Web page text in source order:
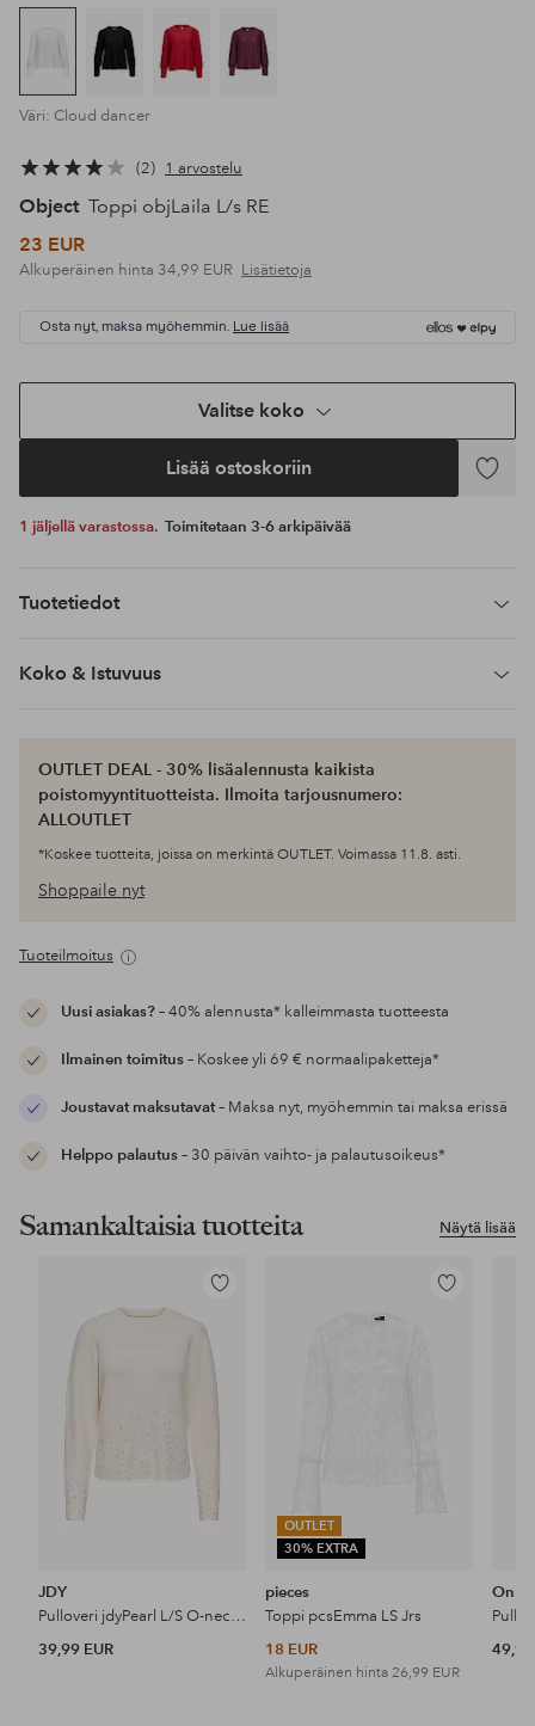
Väri: Cloud dancer
2 1 arvostelu
Object Toppi objLaila L/s RE
23 EUR
Alkuperäinen hinta 34,99 EUR Lisätietoja
Osta nyt, maksa myöhemmin. Lue lisää
Valitse koko
Lisää ostoskoriin
Lisää
1 jäljellä varastossa. Toimitetaan 3-6 arkipäivää
Tuotetiedot
Koko & Istuvuus
OUTLET DEAL - 30% lisäalennusta kaikista
poistomyyntituotteista. Ilmoita tarjousnumero:
ALLOUTLET
*Koskee tuotteita, joissa on merkintä OUTLET. Voimassa 11.8. asti.
Shoppaile nyt
Tuoteilmoitus
Uusi asiakas?– 40% alennusta* kalleimmasta tuotteesta
Ilmainen toimitus– Koskee yli 69 € normaalipaketteja*
Joustavat maksutavat– Maksa nyt, myöhemmin tai maksa erissä
Helppo palautus– 30 päivän vaihto- ja palautusoikeus*
Näytä lisää
Samankaltaisia tuotteita
Lisää
JDY
Pulloveri jdyPearl L/S O-neck Pearl
39,99 EUR
OUTLET
30% EXTRA
Lisää
pieces
Toppi pcsEmma LS Jrs
18 EUR
Alkuperäinen hinta26,99 EUR
Only
49,99